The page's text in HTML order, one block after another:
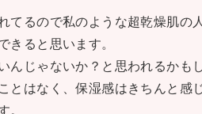
てるので私のような超乾燥肌の
きると思います。
んじゃないか？と思われるかも
とはなく、保湿感はきちんと感